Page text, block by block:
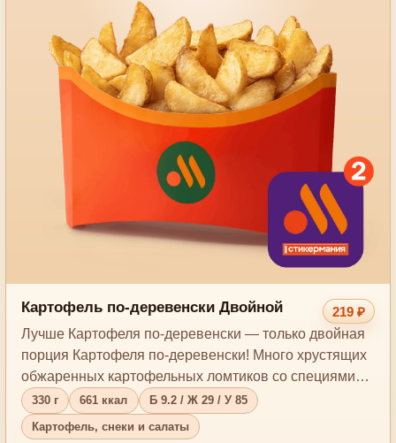
Картофель по-деревенски Двойной
219 ₽
Лучше Картофеля по-деревенски — только двойная
порция Картофеля по-деревенски! Много хрустящих
обжаренных картофельных ломтиков со специями…
330 г 661 ккал
Б 9.2 / Ж 29 / У 85
Картофель, снеки и салаты